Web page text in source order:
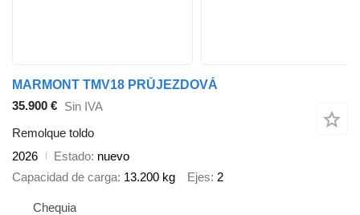
MARMONT TMV18 PRŮJEZDOVÁ
35.900 € Sin IVA
Remolque toldo
2026
Estado nuevo
Capacidad de carga 13.200 kg Ejes 2
Chequia